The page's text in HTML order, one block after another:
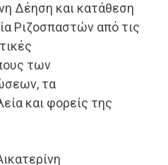
Δέηση και κατάθεση
Ριζοσπαστών από τις
των
τα
και φορείς της